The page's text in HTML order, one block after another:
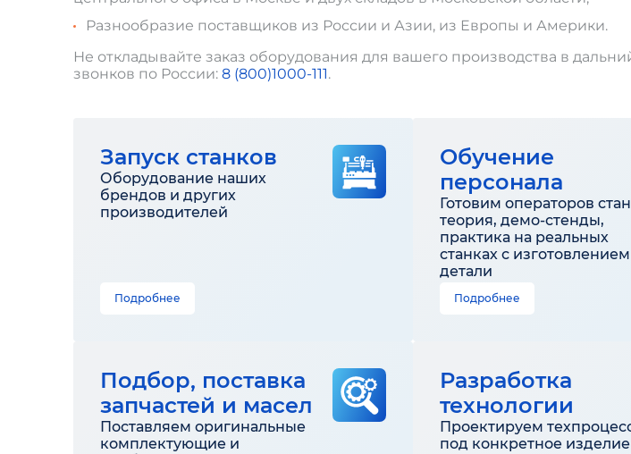
Разнообразие поставщиков из России и Азии, из Европы и Америки.
Не откладывайте заказ оборудования для вашего производства в
звонков по России: 8 (800)1000-111.
Запуск станков
Оборудование наших
брендов и других
производителей
Подробнее
Обучение
персонала
Готовим операторов
теория, демо-стенды,
практика на реальных
станках с изготовлением
детали
Подробнее
Подбор, поставка
запчастей и масел
Поставляем оригинальные
комплектующие и
Разработка
технологии
Проектируем
под конкретное